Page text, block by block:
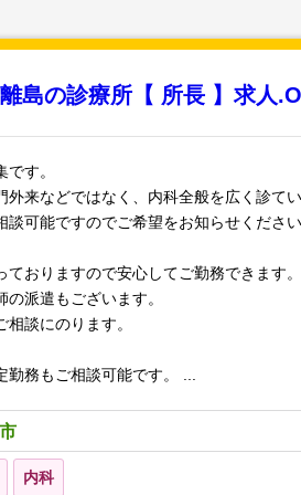
島の診療所【 所長 】求人
す。
来などではなく、内科全般を広く診てい
可能ですのでご希望をお知らせください
おりますので安心してご勤務できます。
派遣もございます。
談にのります。
務もご相談可能です。 ...
内科